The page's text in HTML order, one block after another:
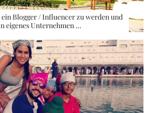
ein Blogger / Influencer zu werden und
eigenes Unternehmen …